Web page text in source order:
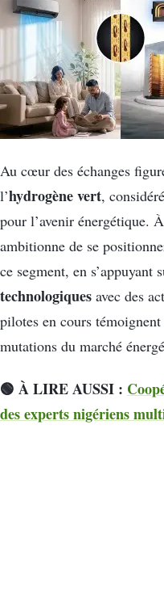
Au cœur des échanges
l’hydrogène vert,
pour l’avenir énergétique.
ambitionne de se
ce segment, en s’appuyant
technologiques avec des
pilotes en cours
mutations du marché
🟢 À LIRE AUSSI :
des experts nigériens